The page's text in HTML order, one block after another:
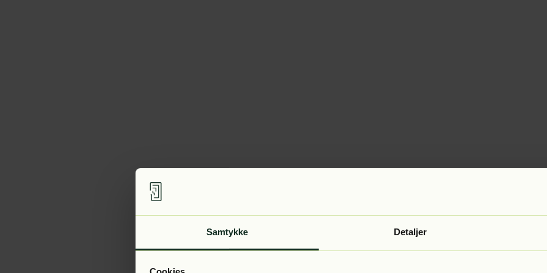
Samtykke Detaljer